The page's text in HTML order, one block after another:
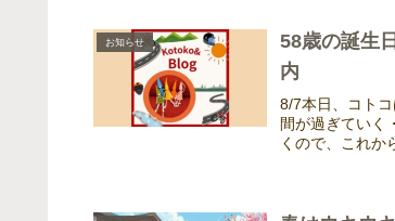
お知らせ
58歳の誕生
内
8/7本日、コト
間が過ぎていく
くので、これか